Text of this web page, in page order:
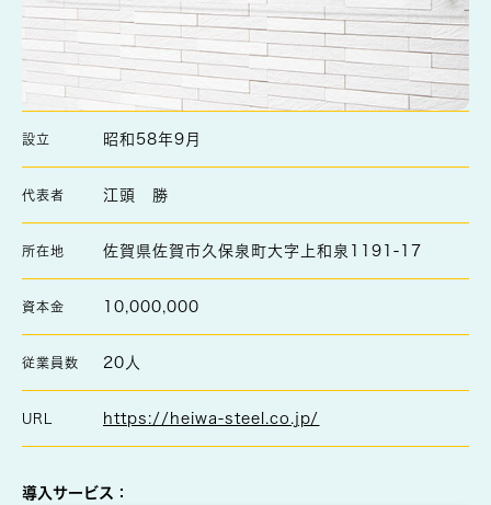
設立 昭和58年9月
代表者 江頭 勝
所在地 佐賀県佐賀市久保泉町大字上和泉1191-17
資本金 10,000,000
従業員数 20人
URL https://heiwa-steel.co.jp/
導入サービス：